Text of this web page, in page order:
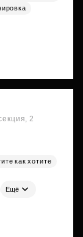
2
как хотите
Ещё